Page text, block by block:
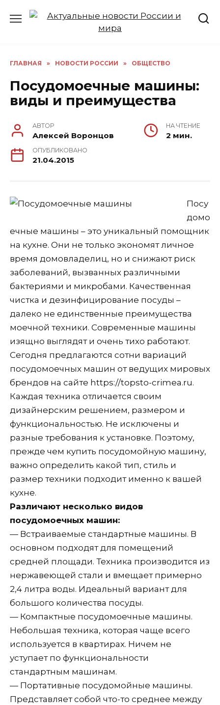
ГЛАВНАЯ » НОВОСТИ РОССИИ » ОБЩЕСТВО
Посудомоечные машины:
виды и преимущества
АВТОР
Алексей Воронцов
НА ЧТЕНИЕ
2 мин.
ОПУБЛИКОВАНО
21.04.2015
Посу
домо
ечные машины – это уникальный помощник
на кухне. Они не только экономят личное
время домовладелиц, но и снижают риск
заболеваний, вызванных различными
бактериями и микробами. Качественная
чистка и дезинфицирование посуды –
далеко не единственные преимущества
моечной техники. Современные машины
изящно выглядят и очень тихо работают.
Сегодня предлагаются сотни вариаций
посудомоечных машин от ведущих мировых
брендов на сайте https://topsto-crimea.ru.
Каждая техника отличается своим
дизайнерским решением, размером и
функциональностью. Не исключены и
разные требования к установке. Поэтому,
прежде чем купить посудомойную машину,
важно определить какой тип, стиль и
размер техники подходит именно к вашей
кухне.
Различают несколько видов
посудомоечных машин:
— Встраиваемые стандартные машины. В
основном подходят для помещений
средней площади. Техника производится из
нержавеющей стали и вмещает примерно
2,4 литра воды. Идеальный вариант для
большого количества посуды.
— Компактные посудомоечные машины.
Небольшая техника, которая чаще всего
используется в квартирах. Ничем не
уступает по функциональности
стандартным машинам.
— Портативные посудомойные машины.
Представляет собой что-то среднее между